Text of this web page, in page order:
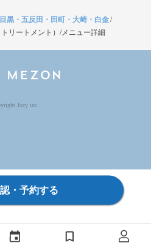
黒・五反田・田町・大崎・白金/
リートメント）/メニュー詳細
Jocy inc.
・予約する